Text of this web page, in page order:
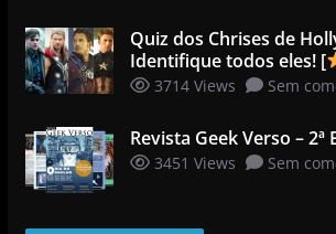
Quiz dos Chrises de
Identifique todos eles! [
3714 Views Sem
Revista Geek Verso – 2ª
3451 Views Sem